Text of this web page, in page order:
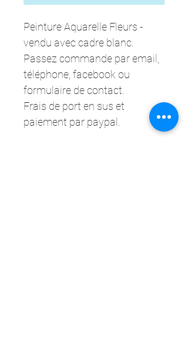
Peinture Aquarelle Fleurs -
vendu avec cadre blanc.
Passez commande par email,
téléphone, facebook ou
formulaire de contact.
Frais de port en sus et
paiement par paypal.